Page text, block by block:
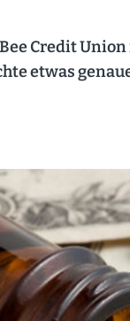
Credit
etwas